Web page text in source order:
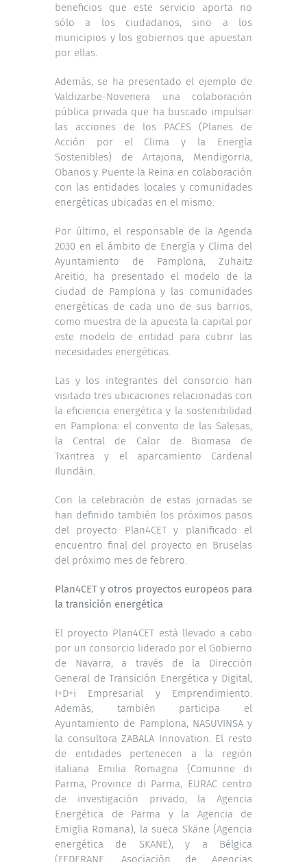
beneficios que este servicio aporta no
sólo a los ciudadanos, sino a los
municipios y los gobiernos que apuestan
por ellas.
Además, se ha presentado el ejemplo de
Valdizarbe-Novenera una colaboración
pública privada que ha buscado impulsar
las acciones de los PACES (Planes de
Acción por el Clima y la Energía
Sostenibles) de Artajona, Mendigorria,
Obanos y Puente la Reina en colaboración
con las entidades locales y comunidades
energéticas ubicadas en el mismo.
Por último, el responsable de la Agenda
2030 en el ámbito de Energía y Clima del
Ayuntamiento de Pamplona, Zuhaitz
Areitio, ha presentado el modelo de la
ciudad de Pamplona y las comunidades
energéticas de cada uno de sus barrios,
como muestra de la apuesta la capital por
este modelo de entidad para cubrir las
necesidades energéticas.
Las y los integrantes del consorcio han
visitado tres ubicaciones relacionadas con
la eficiencia energética y la sostenibilidad
en Pamplona: el convento de las Salesas,
la Central de Calor de Biomasa de
Txantrea y el aparcamiento Cardenal
Ilundáin.
Con la celebración de estas jornadas se
han definido también los próximos pasos
del proyecto Plan4CET y planificado el
encuentro final del proyecto en Bruselas
del próximo mes de febrero.
Plan4CET y otros proyectos europeos para
la transición energética
El proyecto Plan4CET está llevado a cabo
por un consorcio liderado por el Gobierno
de Navarra, a través de la Dirección
General de Transición Energética y Digital,
I+D+i Empresarial y Emprendimiento.
Además, también participa el
Ayuntamiento de Pamplona, NASUVINSA y
la consultora ZABALA Innovation. El resto
de entidades pertenecen a la región
italiana Emilia Romagna (Comunne di
Parma, Province di Parma, EURAC centro
de investigación privado, la Agencia
Energética de Parma y la Agencia de
Emiglia Romana), la sueca Skäne (Agencia
energética de SKÄNE), y a Bélgica
(FEDERANE, Asociación de Agencias